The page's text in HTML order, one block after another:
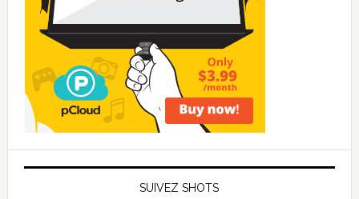
SUIVEZ SHOTS